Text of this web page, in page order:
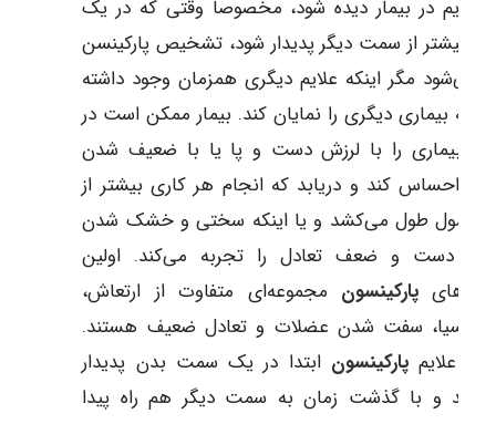
علایم در بیمار دیده شود، مخصوصاً وقتی که در یک
بیشتر از سمت دیگر پدیدار شود، تشخیص پارکینسن
می‌شود مگر اینکه علایم دیگری همزمان وجود داشته
که بیماری دیگری را نمایان کند. بیمار ممکن است در
بیماری را با لرزش دست و پا یا با ضعیف شدن
احساس کند و دریابد که انجام هر کاری بیشتر از
معمول طول می‌کشد و یا اینکه سختی و خشک شدن
دست و ضعف تعادل را تجربه می‌کند. اولین
پارکینسون مجموعه‌ای متفاوت از ارتعاش،
سفت شدن عضلات و تعادل ضعیف هستند.
علایمپارکینسون ابتدا در یک سمت بدن پدیدار
و با گذشت زمان به سمت دیگر هم راه پیدا